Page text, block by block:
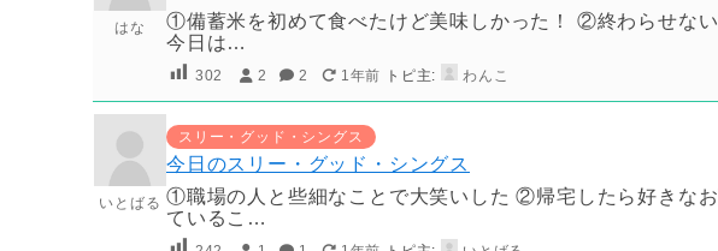
はな
①備蓄米を初めて食べたけど美味しかった！ ②終わらせな
今日は…
302 2 2 1年前 トピ主: わんこ
いとばる
スリー・グッド・シングス
今日のスリー・グッド・シングス
①職場の人と些細なことで大笑いした ②帰宅したら好きな
ているこ…